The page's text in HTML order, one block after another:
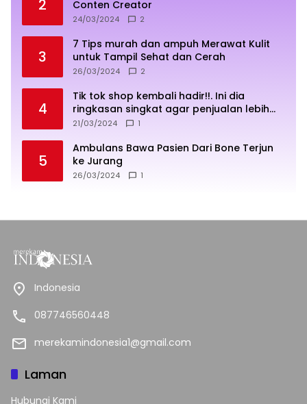
2
Conten Creator
24/03/2024 2
3
7 Tips murah dan ampuh Merawat Kulit
untuk Tampil Sehat dan Cerah
26/03/2024 2
4
Tik tok shop kembali hadir!!. Ini dia
ringkasan singkat agar penjualan lebih
sukses
21/03/2024 1
5
Ambulans Bawa Pasien Dari Bone Terjun
ke Jurang
26/03/2024 1
Indonesia
087746560448
merekamindonesia1@gmail.com
Laman
Hubungi Kami